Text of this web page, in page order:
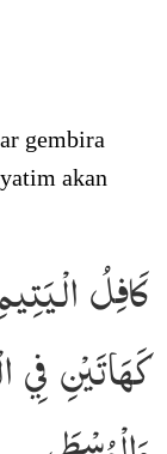
gembira
akan
كَافِلُ
كَهَاتَيْنِ فِي